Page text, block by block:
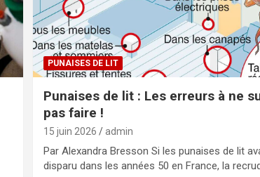
PUNAISES DE LIT
Punaises de lit : Les erreurs à ne
pas faire !
15 juin 2026 admin
Par Alexandra Bresson Si les punaises de lit
disparu dans les années 50 en France, la